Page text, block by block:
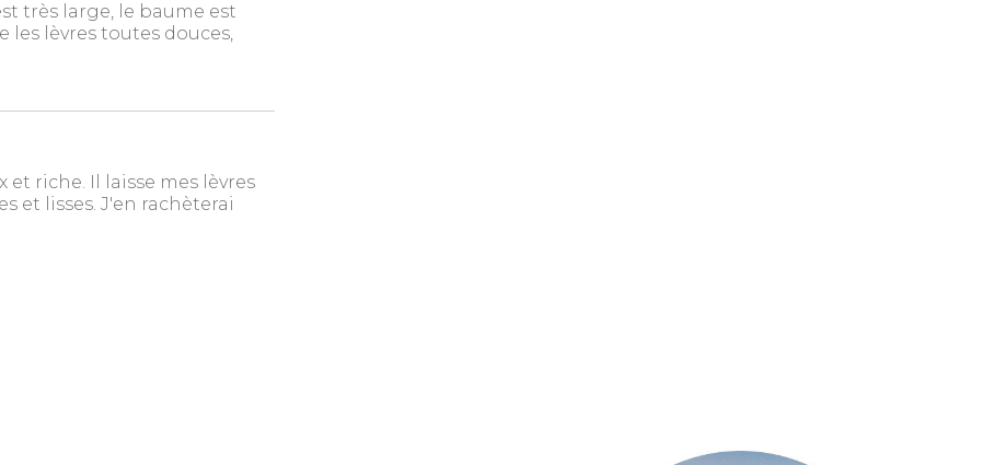
très large, le baume est
les lèvres toutes douces,
riche. Il laisse mes lèvres
et lisses. J'en rachèterai